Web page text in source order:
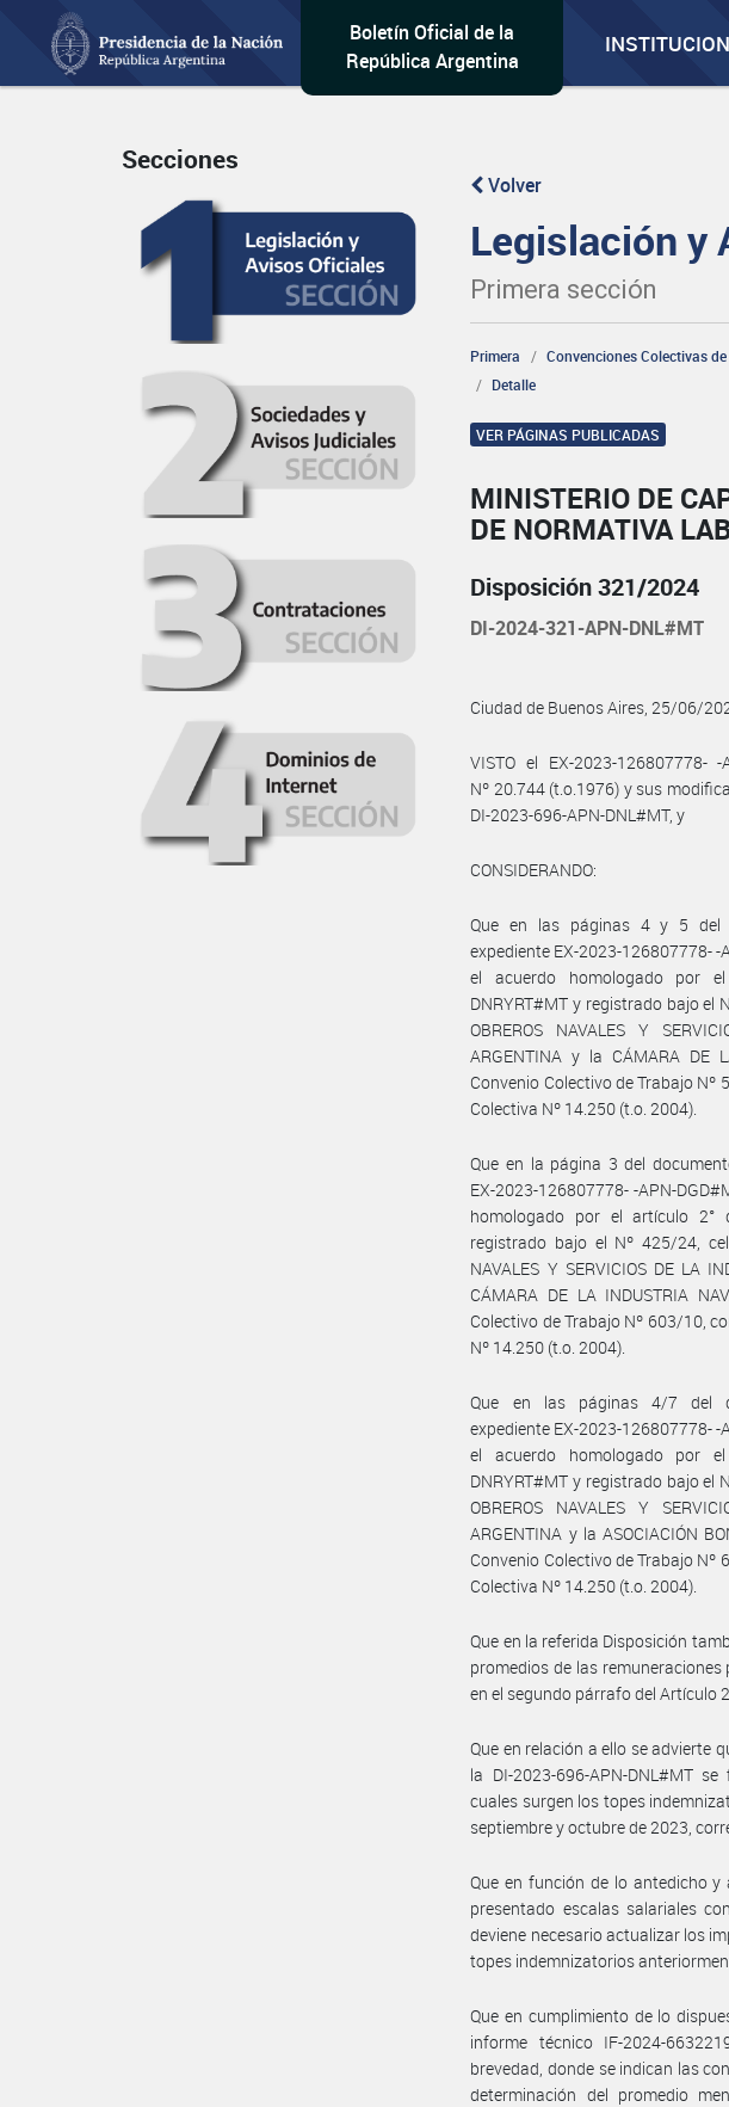
Boletín Oficial de la
República Argentina
Secciones
Volver
Legislación y
Primera sección
Primera
Convenciones Colectivas
Detalle
VER PÁGINAS PUBLICADAS
MINISTERIO DE
DE NORMATIVA
Disposición 321/2024
DI-2024-321-APN-DNL#MT
Ciudad de Buenos Aires, 25/06/
VISTO el EX-2023-126807778-
Nº 20.744 (t.o.1976) y sus
DI-2023-696-APN-DNL#MT, y
CONSIDERANDO:
Que en las páginas 4 y 5 del
expediente EX-2023-126807778-
el acuerdo homologado por
DNRYRT#MT y registrado bajo el
OBREROS NAVALES Y
ARGENTINA y la CÁMARA DE
Convenio Colectivo de Trabajo
Colectiva Nº 14.250 (t.o. 2004).
Que en la página 3 del
EX-2023-126807778- -APN-
homologado por el artículo 2°
registrado bajo el Nº 425/24,
NAVALES Y SERVICIOS DE LA
CÁMARA DE LA INDUSTRIA
Colectivo de Trabajo Nº 603/10,
Nº 14.250 (t.o. 2004).
Que en las páginas 4/7 del
expediente EX-2023-126807778-
el acuerdo homologado por
DNRYRT#MT y registrado bajo el
OBREROS NAVALES Y
ARGENTINA y la ASOCIACIÓN
Convenio Colectivo de Trabajo
Colectiva Nº 14.250 (t.o. 2004).
Que en la referida Disposición
promedios de las
en el segundo párrafo del Artículo
Que en relación a ello se advierte
la DI-2023-696-APN-DNL#MT
cuales surgen los topes
septiembre y octubre de 2023,
Que en función de lo antedicho
presentado escalas salariales
deviene necesario actualizar los
topes indemnizatorios
Que en cumplimiento de lo
informe técnico IF-2024-
brevedad, donde se indican las
determinación del promedio